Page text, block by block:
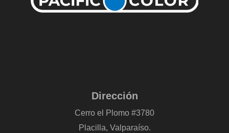
Dirección
Cerro el Plomo #3780
Placilla, Valparaíso.